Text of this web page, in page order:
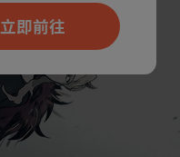
立即前往